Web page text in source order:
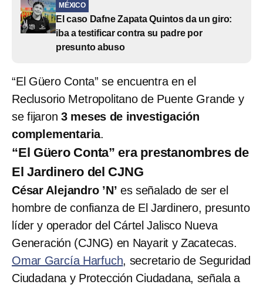
MÉXICO
El caso Dafne Zapata Quintos da un giro:
iba a testificar contra su padre por
presunto abuso
“El Güero Conta” se encuentra en el
Reclusorio Metropolitano de Puente Grande y
se fijaron 3 meses de investigación
complementaria.
“El Güero Conta” era prestanombres de
El Jardinero del CJNG
César Alejandro ’N’ es señalado de ser el
hombre de confianza de El Jardinero, presunto
líder y operador del Cártel Jalisco Nueva
Generación (CJNG) en Nayarit y Zacatecas.
Omar García Harfuch, secretario de Seguridad
Ciudadana y Protección Ciudadana, señala a